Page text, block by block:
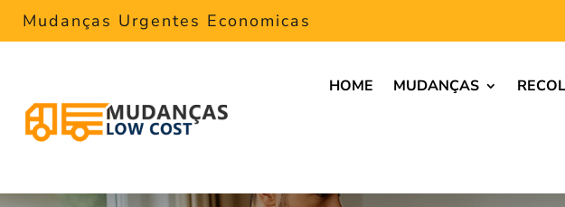
Mudanças Urgentes Economicas
HOME MUDANÇAS